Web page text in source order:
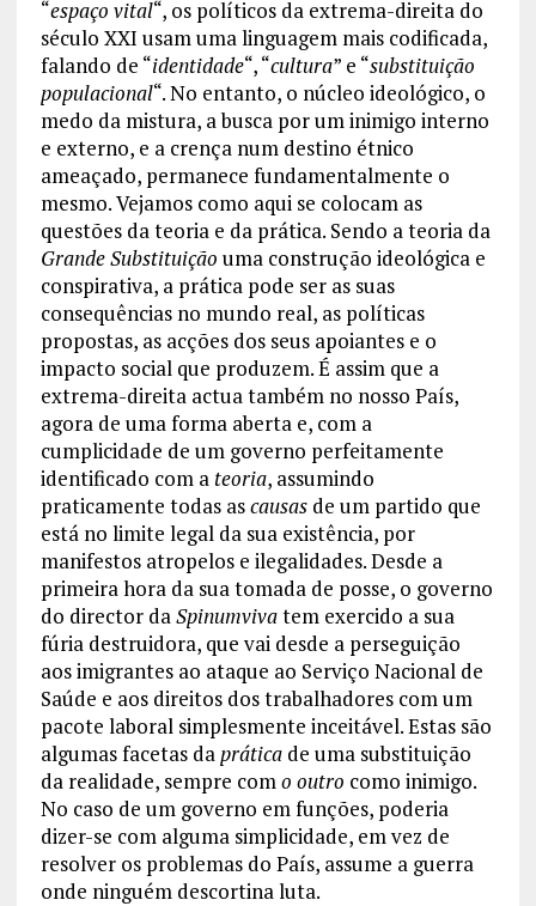
“espaço vital“, os políticos da extrema-direita do
século XXI usam uma linguagem mais codificada,
falando de “identidade“, “cultura” e “substituição
populacional“. No entanto, o núcleo ideológico, o
medo da mistura, a busca por um inimigo interno
e externo, e a crença num destino étnico
ameaçado, permanece fundamentalmente o
mesmo. Vejamos como aqui se colocam as
questões da teoria e da prática. Sendo a teoria da
Grande Substituição uma construção ideológica e
conspirativa, a prática pode ser as suas
consequências no mundo real, as políticas
propostas, as acções dos seus apoiantes e o
impacto social que produzem. É assim que a
extrema-direita actua também no nosso País,
agora de uma forma aberta e, com a
cumplicidade de um governo perfeitamente
identificado com a teoria, assumindo
praticamente todas ascausasde um partido que
está no limite legal da sua existência, por
manifestos atropelos e ilegalidades. Desde a
primeira hora da sua tomada de posse, o governo
do director daSpinumvivatem exercido a sua
fúria destruidora, que vai desde a perseguição
aos imigrantes ao ataque ao Serviço Nacional de
Saúde e aos direitos dos trabalhadores com um
pacote laboral simplesmente inceitável. Estas são
algumas facetas dapráticade uma substituição
da realidade, sempre como outro como inimigo.
No caso de um governo em funções, poderia
dizer-se com alguma simplicidade, em vez de
resolver os problemas do País, assume a guerra
onde ninguém descortina luta.